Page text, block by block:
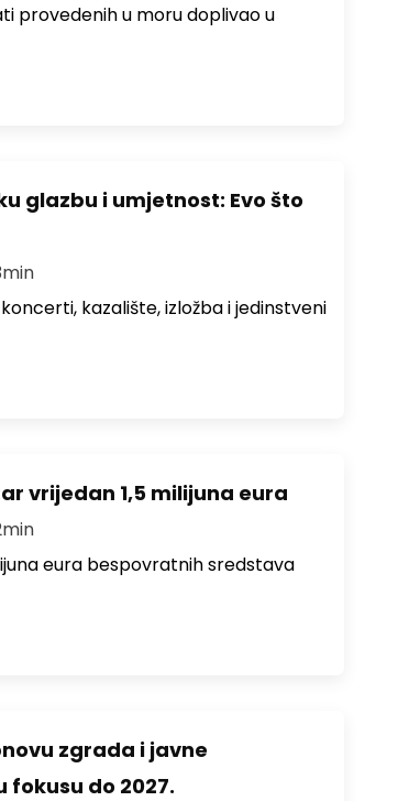
provedenih u moru doplivao u
glazbu i umjetnost: Evo što
kazalište, izložba i jedinstveni
vrijedan 1,5 milijuna eura
eura bespovratnih sredstava
zgrada i javne
do 2027.